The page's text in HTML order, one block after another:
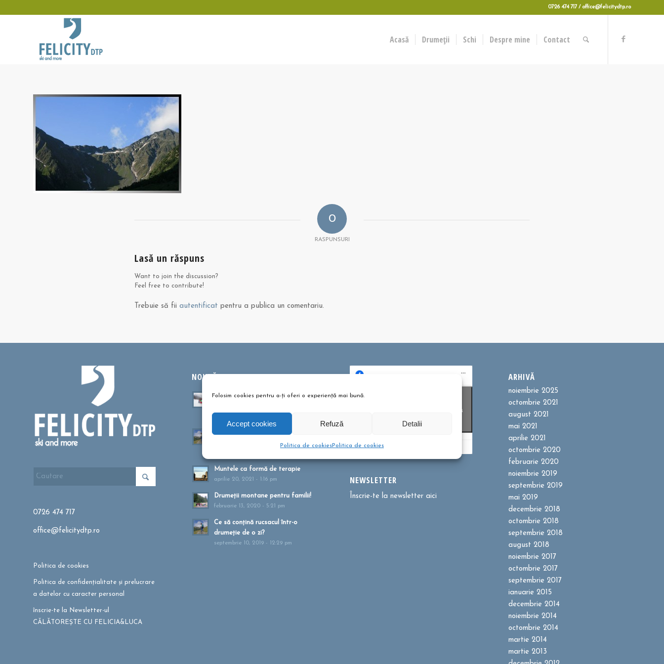
Folosim cookies pentru a-ți oferi o experiență mai bună.
Accept cookies Refuză Detalii
Politica de cookiesPolitica de cookies
0726 474 717 / office@felicitydtp.ro
Acasă Drumeții Schi Despre mine Contact
0
RASPUNSURI
Lasă un răspuns
Want to join the discussion?
Feel free to contribute!
Trebuie să fii autentificat pentru a publica un comentariu.
0726 474 717
office@felicitydtp.ro
Politica de cookies
Politica de confidențialitate și prelucrare
a datelor cu caracter personal
înscrie-te la Newsletter-ul
CĂLĂTOREȘTE CU FELICIA&LUCA
NOUTĂȚI ȘI ARTICOLE
Tabere pentru copii? Sunt bune
Muntele ca formă de terapie
aprilie 20, 2021 - 1:16 pm
Drumeții montane pentru familii!
februarie 13, 2020 - 5:21 pm
Ce să conțină rucsacul într-o
drumeție de o zi?
septembrie 10, 2019 - 12:29 pm
Dă clic pentru a accepta cookie-
urile pentru marketing și pentru a
activa acest conținut
NEWSLETTER
Înscrie-te la newsletter aici
ARHIVĂ
noiembrie 2025
octombrie 2021
august 2021
mai 2021
aprilie 2021
octombrie 2020
februarie 2020
noiembrie 2019
septembrie 2019
mai 2019
decembrie 2018
octombrie 2018
septembrie 2018
august 2018
noiembrie 2017
octombrie 2017
septembrie 2017
ianuarie 2015
decembrie 2014
noiembrie 2014
octombrie 2014
martie 2014
martie 2013